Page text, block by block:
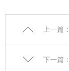
上一篇：
下一篇：